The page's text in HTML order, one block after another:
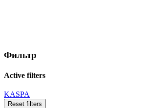
Фильтр
Active filters
KASPA
Reset filters